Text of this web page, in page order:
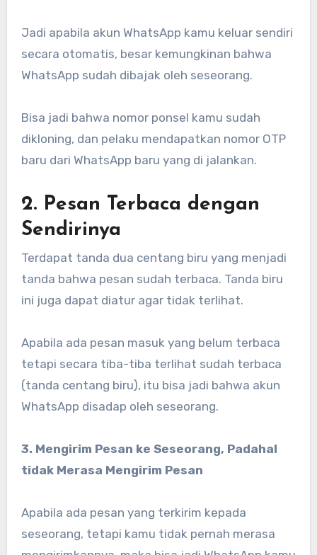
Jadi apabila akun WhatsApp kamu keluar sendiri
secara otomatis, besar kemungkinan bahwa
WhatsApp sudah dibajak oleh seseorang.
Bisa jadi bahwa nomor ponsel kamu sudah
dikloning, dan pelaku mendapatkan nomor OTP
baru dari WhatsApp baru yang di jalankan.
2. Pesan Terbaca dengan
Sendirinya
Terdapat tanda dua centang biru yang menjadi
tanda bahwa pesan sudah terbaca. Tanda biru
ini juga dapat diatur agar tidak terlihat.
Apabila ada pesan masuk yang belum terbaca
tetapi secara tiba-tiba terlihat sudah terbaca
(tanda centang biru), itu bisa jadi bahwa akun
WhatsApp disadap oleh seseorang.
3. Mengirim Pesan ke Seseorang, Padahal
tidak Merasa Mengirim Pesan
Apabila ada pesan yang terkirim kepada
seseorang, tetapi kamu tidak pernah merasa